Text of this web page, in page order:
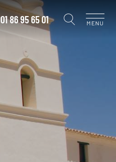
01 86 95 65 01 MENU